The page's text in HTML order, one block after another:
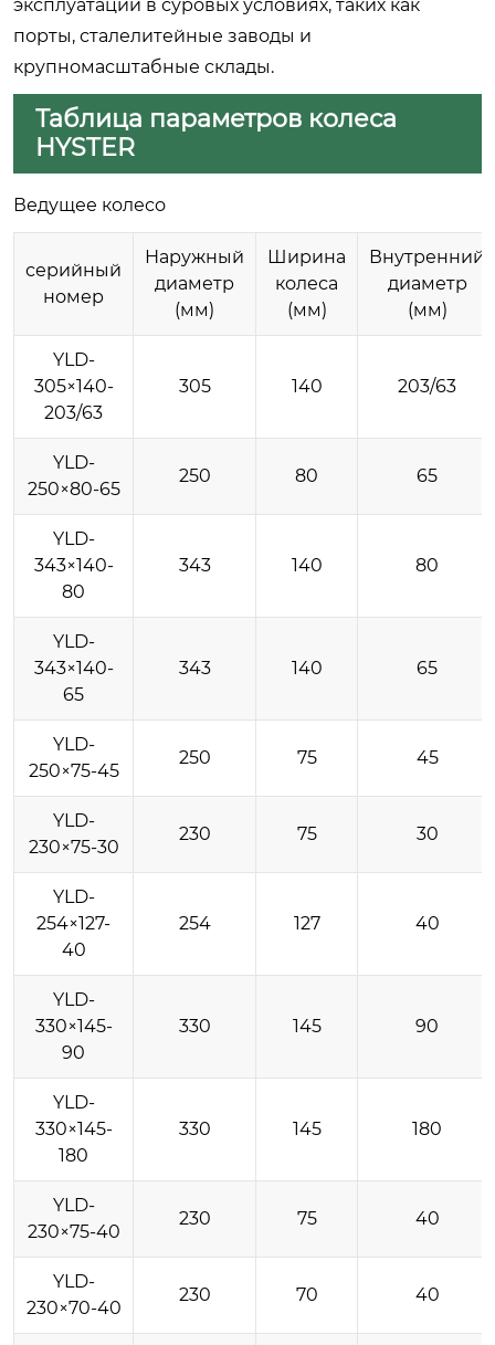
эксплуатации в суровых условиях, таких как
порты, сталелитейные заводы и
крупномасштабные склады.
Таблица параметров колеса
HYSTER
Ведущее колесо
серийный
номер
Наружный
диаметр
(мм)
Ширина
колеса
(мм)
Внутренний
диаметр
(мм)
YLD-
305×140-
203/63
305 140 203/63
YLD-
250×80-65
250 80 65
YLD-
343×140-
80
343 140 80
YLD-
343×140-
65
343 140 65
YLD-
250×75-45
250 75 45
YLD-
230×75-30
230 75 30
YLD-
254×127-
40
254 127 40
YLD-
330×145-
90
330 145 90
YLD-
330×145-
180
330 145 180
YLD-
230×75-40
230 75 40
YLD-
230×70-40
230 70 40